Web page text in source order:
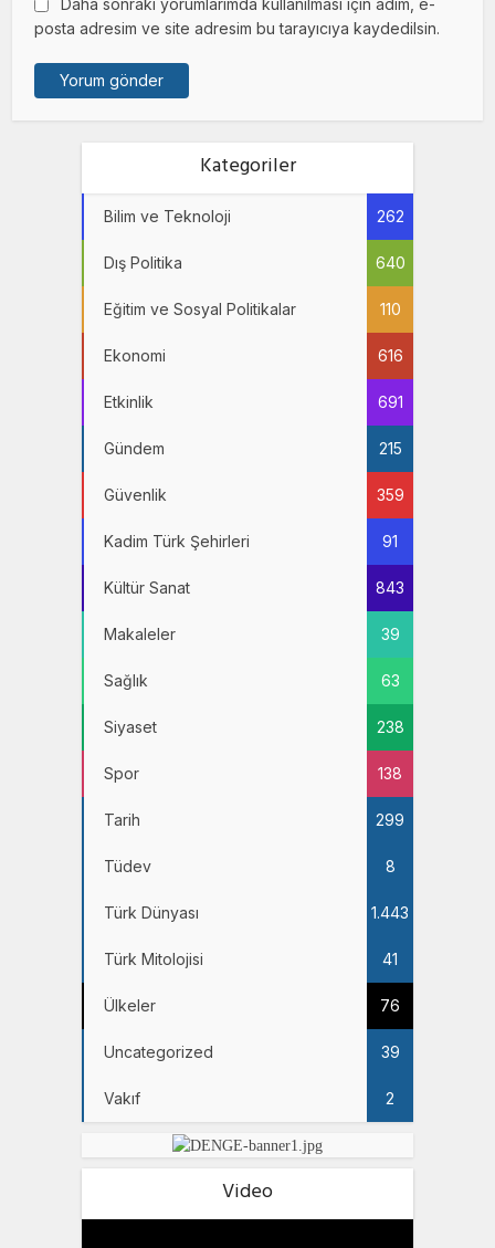
posta adresim ve site adresim bu tarayıcıya kaydedilsin.
Kategoriler
Bilim ve Teknoloji 262
Dış Politika 640
Eğitim ve Sosyal Politikalar 110
Ekonomi 616
Etkinlik 691
Gündem 215
Güvenlik 359
Kadim Türk Şehirleri 91
Kültür Sanat 843
Makaleler 39
Sağlık 63
Siyaset 238
Spor 138
Tarih 299
Tüdev 8
Türk Dünyası 1.443
Türk Mitolojisi 41
Ülkeler 76
Uncategorized 39
Vakıf 2
Video